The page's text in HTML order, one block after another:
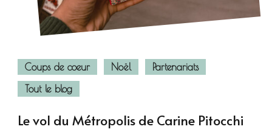
Coups de coeur Noël
Partenariats
Tout le blog
Le vol du Métropolis de Carine Pitocchi